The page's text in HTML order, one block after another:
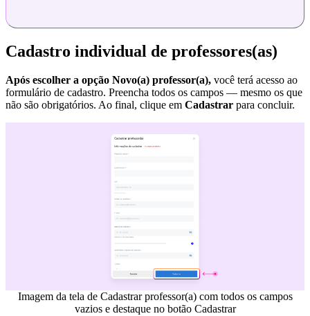
Cadastro individual de professores(as)
Após escolher a opção Novo(a) professor(a), você terá acesso ao
formulário de cadastro. Preencha todos os campos — mesmo os que
não são obrigatórios. Ao final, clique em Cadastrar para concluir.
Imagem da tela de Cadastrar professor(a) com todos os campos
vazios e destaque no botão Cadastrar